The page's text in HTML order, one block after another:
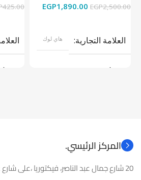
EGP2,500.00
EGP1,890.00
العلامة التجارية هاي لوك
موديل
425.00
موديل
المركز الرئيسي.
20 شارع جمال عبد الناصر، فيكتوريا ،على شارع عبد الناصر.